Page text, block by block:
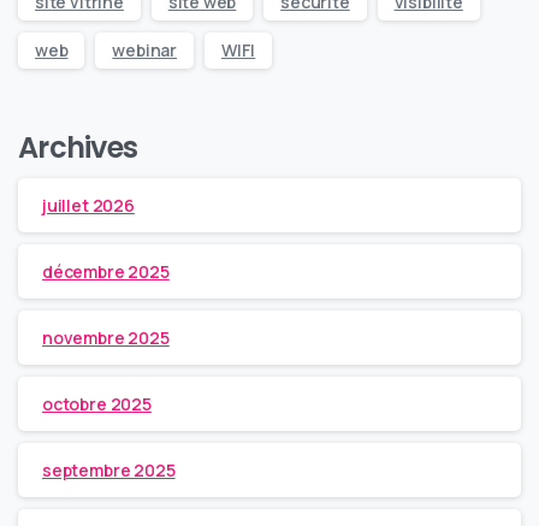
web webinar WIFI
Archives
juillet 2026
décembre 2025
novembre 2025
octobre 2025
septembre 2025